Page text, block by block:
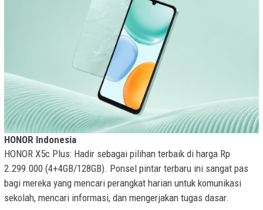
HONOR Indonesia
HONOR X5c Plus: Hadir sebagai pilihan terbaik di harga Rp
2.299.000 (4+4GB/128GB). Ponsel pintar terbaru ini sangat pas
bagi mereka yang mencari perangkat harian untuk komunikasi
sekolah, mencari informasi, dan mengerjakan tugas dasar.